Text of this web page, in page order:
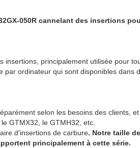
050R cannelant des insertions
insertions, principalement utilisée pour
ordinateur qui sont disponibles dans
selon les besoins des clients,
GTMX32, le GTMH32, etc.
d'insertions de carbure. Notre taille
principalement à cette série.